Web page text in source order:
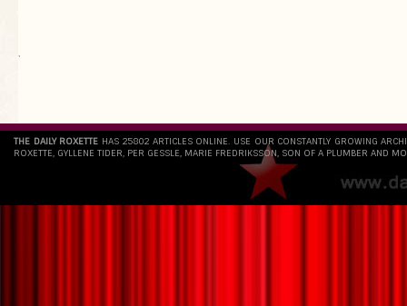
`
THE DAILY ROXETTE HAS 25802 ARTICLES ONLINE. USE OUR CONSTANTLY GROWING
ROXETTE, GYLLENE TIDER, PER GESSLE, MARIE FREDRIKSSON, SON OF A PLUMBER AND